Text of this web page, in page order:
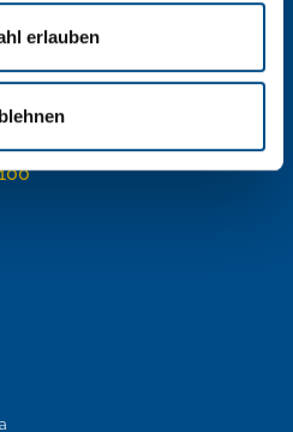
erlauben
Ges.m.b.H.